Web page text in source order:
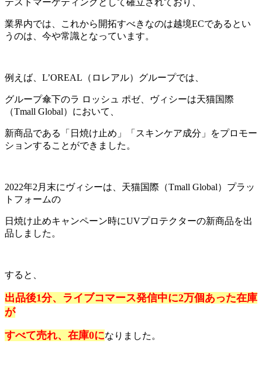
業界内では、これから開拓すべきなのは越境ECであるとい
うのは、今や常識となっています。
例えば、L’OREAL（ロレアル）グループでは、
グループ傘下のラ ロッシュ ポゼ、ヴィシーは天猫国際
（Tmall Global）において、
新商品である「日焼け止め」「スキンケア成分」をプロモー
ションすることができました。
2022年2月末にヴィシーは、天猫国際（Tmall Global）プラッ
トフォームの
日焼け止めキャンペーン時にUVプロテクターの新商品を出
品しました。
すると、
出品後1分、ライブコマース発信中に2万個あった在庫
が
すべて売れ、在庫0になりました。